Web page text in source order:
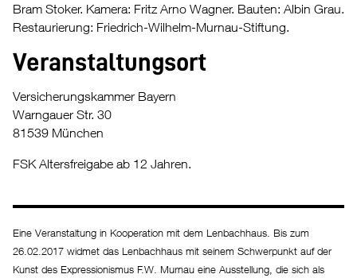
Bram Stoker. Kamera: Fritz Arno Wagner. Bauten: Albin Grau.
Restaurierung: Friedrich-Wilhelm-Murnau-Stiftung.
Veranstaltungsort
Versicherungskammer Bayern
Warngauer Str. 30
81539 München
FSK Altersfreigabe ab 12 Jahren.
Eine Veranstaltung in Kooperation mit dem Lenbachhaus. Bis zum
26.02.2017 widmet das Lenbachhaus mit seinem Schwerpunkt auf der
Kunst des Expressionismus F.W. Murnau eine Ausstellung, die sich als